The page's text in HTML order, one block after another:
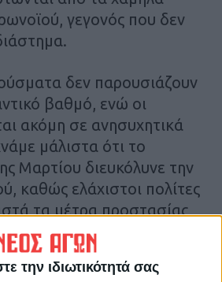
την ιδιωτικότητά σας
γεγονός που δεν
δεν παρουσιάζουν
βαθμό, ενώ οι
ακόμη σε ανησυχητικά
μάλιστα ότι το
Μαρτίου διευκόλυνε την
καθώς ελάχιστοι πολίτες
τα μέτρα προστασίας